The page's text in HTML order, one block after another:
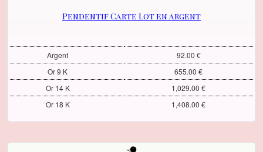
Pendentif Carte Lot en argent
Argent
92.00 €
Or 9 K
655.00 €
Or 14 K
1,029.00 €
Or 18 K
1,408.00 €